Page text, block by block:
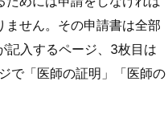
ません。その申請書は全部
記入するページ、3枚目は
で「医師の証明」「医師の